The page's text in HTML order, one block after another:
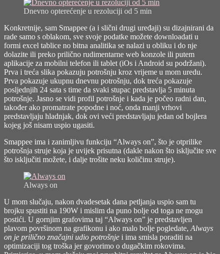
Dnevno opterećenje u rezoluciji od 5 min
Konkretnije, sam Smappee (a i slični drugi uređaji) su dizajnirani da
rade samo s oblakom, sve svoje podatke možete downloadati u
formi excel tablice no bitna analitika se nalazi u obliku i do nje
dolazite ili preko prilično rudimentarne web konzole ili putem
aplikacije za mobilni telefon ili tablet (iOs i Android su podržani).
Prva i treća slika pokazuju potrošnju kroz vrijeme u mom uredu.
Prva pokazuje ukupnu dnevnu potrošnju, dok treća pokazuje
posljednjih 24 sata s time da svaki stupac predstavlja 5 minuta
potrošnje. Jasno se vidi profil potrošnje i kada je počeo radni dan,
također ako promatrate popodne i noć, onda manji vrhovi
predstavljaju hladnjak, dok ovi veći predstavljaju jedan od bojlera
kojeg još nisam uspio ugasiti.
Smappee ima i zanimljivu funkciju “Always on”, što je otprilike
potrošnja struje koja je uvijek prisutna (dakle nakon što isključite sve
što isključiti možete, i dalje trošite neku količinu struje).
Always on
U mom slučaju, nakon dvadesetak dana petljanja uspio sam tu
brojku spustiti na 190W i mislim da puno bolje od toga ne mogu
postići. U gornjim grafovima taj “Always on” je predstavljen
plavom površinom na grafikonu i ako malo bolje pogledate, Always
on je prilično značajni udio potrošnje i ima smisla poraditi na
optimizaciji tog troška jer govorimo o dugačkim rokovima.